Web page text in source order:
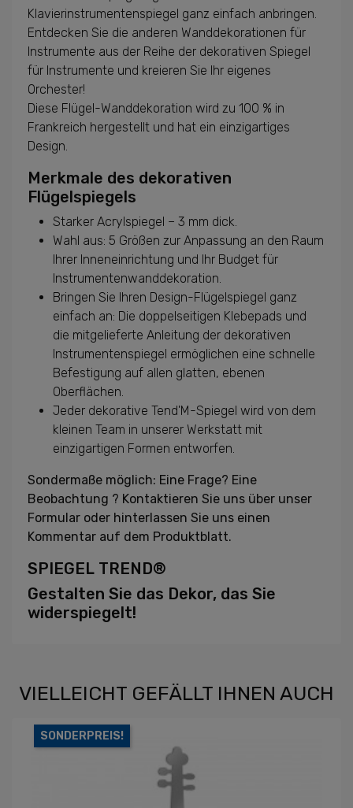
Klavierinstrumentenspiegel ganz einfach anbringen.
Entdecken Sie die anderen Wanddekorationen für
Instrumente aus der Reihe der dekorativen Spiegel
für Instrumente und kreieren Sie Ihr eigenes
Orchester!
Diese Flügel-Wanddekoration wird zu 100 % in
Frankreich hergestellt und hat ein einzigartiges
Design.
Merkmale des dekorativen
Flügelspiegels
Starker Acrylspiegel – 3 mm dick.
Wahl aus: 5 Größen zur Anpassung an den Raum
Ihrer Inneneinrichtung und Ihr Budget für
Instrumentenwanddekoration.
Bringen Sie Ihren Design-Flügelspiegel ganz
einfach an: Die doppelseitigen Klebepads und
die mitgelieferte Anleitung der dekorativen
Instrumentenspiegel ermöglichen eine schnelle
Befestigung auf allen glatten, ebenen
Oberflächen.
Jeder dekorative Tend'M-Spiegel wird von dem
kleinen Team in unserer Werkstatt mit
einzigartigen Formen entworfen.
Sondermaße möglich: Eine Frage? Eine
Beobachtung ? Kontaktieren Sie uns über unser
Formular oder hinterlassen Sie uns einen
Kommentar auf dem Produktblatt.
SPIEGEL TREND®
Gestalten Sie das Dekor, das Sie
widerspiegelt!
VIELLEICHT GEFÄLLT IHNEN AUCH
SONDERPREIS!